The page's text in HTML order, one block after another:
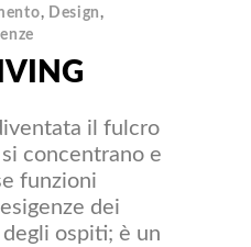
, Design,
il fulcro
concentrano e
funzioni
dei
ospiti; è un